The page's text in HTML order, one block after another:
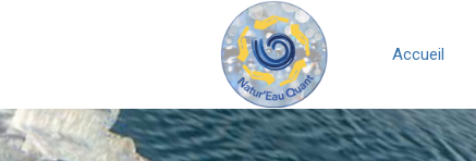
Accueil